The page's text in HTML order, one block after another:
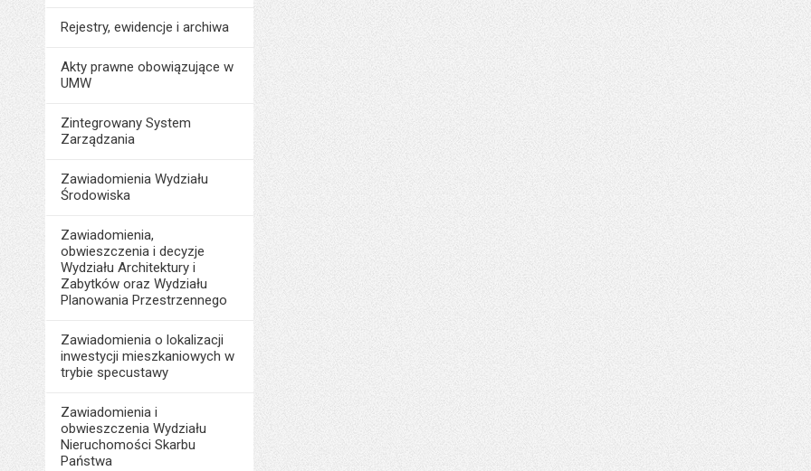
Rejestry, ewidencje i archiwa
Akty prawne obowiązujące w
UMW
Zintegrowany System
Zarządzania
Zawiadomienia Wydziału
Środowiska
Zawiadomienia,
obwieszczenia i decyzje
Wydziału Architektury i
Zabytków oraz Wydziału
Planowania Przestrzennego
Zawiadomienia o lokalizacji
inwestycji mieszkaniowych w
trybie specustawy
Zawiadomienia i
obwieszczenia Wydziału
Nieruchomości Skarbu
Państwa